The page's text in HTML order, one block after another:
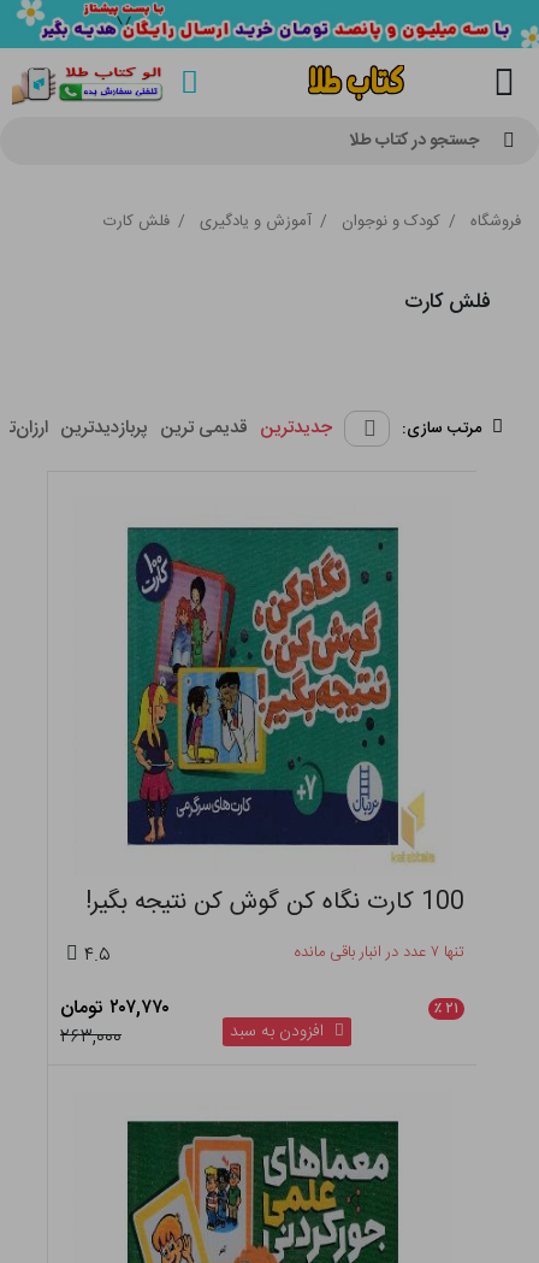
جستجو در کتاب طلا
فروشگاه / کودک و نوجوان / آموزش و یادگیری / فلش کارت
فلش کارت
مرتب سازی: جدیدترین قدیمی ترین پربازدیدترین
100 کارت نگاه کن گوش کن نتیجه بگیر!
تنها ۷ عدد در انبار باقی مانده ۴.۵
۲۱ ٪
۲۰۷,۷۷۰ تومان
۲۶۳,۰۰۰
افزودن به سبد